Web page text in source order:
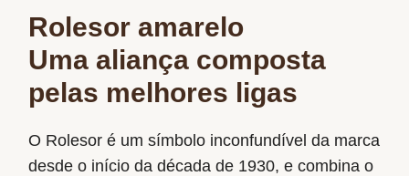
Rolesor amarelo
Uma aliança composta
pelas melhores ligas
O Rolesor é um símbolo inconfundível da marca
desde o início da década de 1930, e combina o